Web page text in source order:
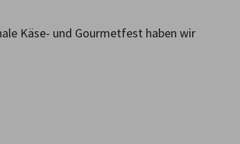
Käse- und Gourmetfest haben wir